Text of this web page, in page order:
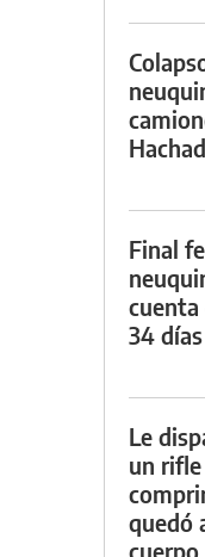
Final
34
Le
un
quedó
cuerpo